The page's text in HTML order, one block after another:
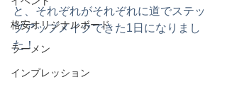
格安オリジナルボード
ラーメン
インプレッション
と、それぞれがそれぞれに道でステッ
プアップメイクできた1日になりまし
た！